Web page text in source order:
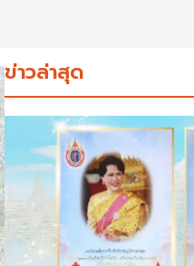
ข่าวล่าสุด